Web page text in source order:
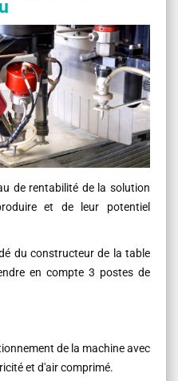
de rentabilité de la solution
et de leur potentiel
du constructeur de la table
en compte 3 postes de
de la machine avec
et d'air comprimé.